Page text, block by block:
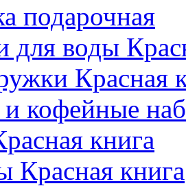
подарочная
для воды
Красная
кофейные
книга
Красная книга